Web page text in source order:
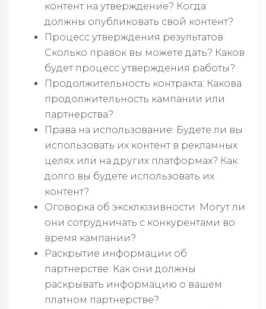
контент на утверждение? Когда
должны опубликовать свой контент?
Процесс утверждения результатов:
Сколько правок вы можете дать? Каков
будет процесс утверждения работы?
Продолжительность контракта: Какова
продолжительность кампании или
партнерства?
Права на использование: Будете ли вы
использовать их контент в рекламных
целях или на других платформах? Как
долго вы будете использовать их
контент?
Оговорка об эксклюзивности: Могут ли
они сотрудничать с конкурентами во
время кампании?
Раскрытие информации об
партнерстве: Как они должны
раскрывать информацию о вашем
платном партнерстве?